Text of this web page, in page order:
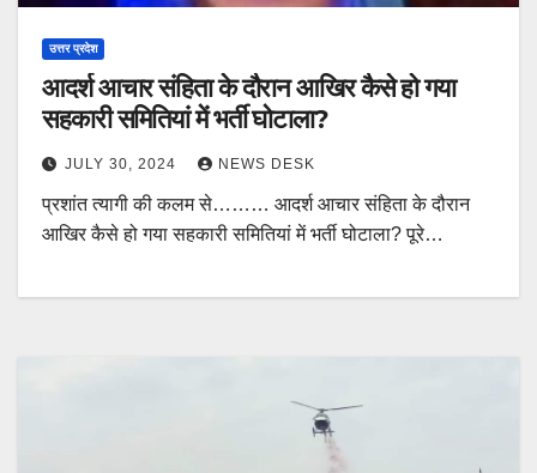
उत्तर प्रदेश
आदर्श आचार संहिता के दौरान आखिर कैसे हो गया
सहकारी समितियां में भर्ती घोटाला?
JULY 30, 2024 NEWS DESK
प्रशांत त्यागी की कलम से……… आदर्श आचार संहिता के दौरान
आखिर कैसे हो गया सहकारी समितियां में भर्ती घोटाला? पूरे…